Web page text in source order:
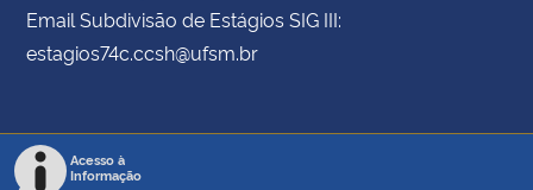
Email Subdivisão de Estágios SIG III:
estagios74c.ccsh@ufsm.br
Acesso à
Informação